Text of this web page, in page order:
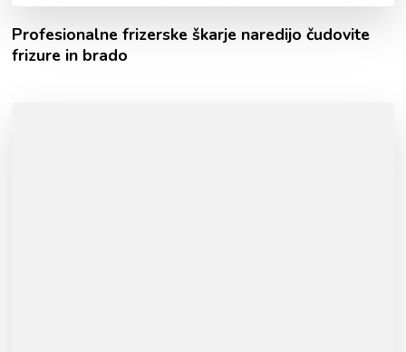
Profesionalne frizerske škarje naredijo čudovite
frizure in brado